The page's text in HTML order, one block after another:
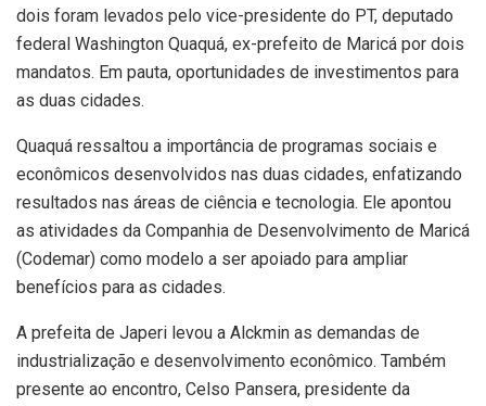
dois foram levados pelo vice-presidente do PT, deputado
federal Washington Quaquá, ex-prefeito de Maricá por dois
mandatos. Em pauta, oportunidades de investimentos para
as duas cidades.
Quaquá ressaltou a importância de programas sociais e
econômicos desenvolvidos nas duas cidades, enfatizando
resultados nas áreas de ciência e tecnologia. Ele apontou
as atividades da Companhia de Desenvolvimento de Maricá
(Codemar) como modelo a ser apoiado para ampliar
benefícios para as cidades.
A prefeita de Japeri levou a Alckmin as demandas de
industrialização e desenvolvimento econômico. Também
presente ao encontro, Celso Pansera, presidente da